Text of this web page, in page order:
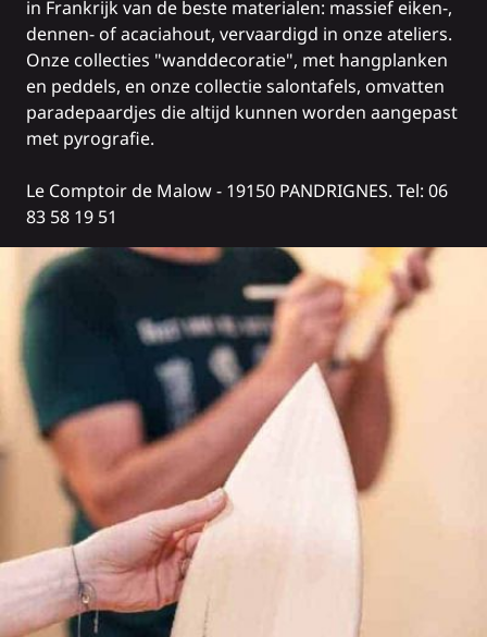
in Frankrijk van de beste materialen: massief eiken-,
dennen- of acaciahout, vervaardigd in onze ateliers.
Onze collecties "wanddecoratie", met hangplanken
en peddels, en onze collectie salontafels, omvatten
paradepaardjes die altijd kunnen worden aangepast
met pyrografie.
Le Comptoir de Malow- 19150 PANDRIGNES. Tel: 06
83 58 19 51